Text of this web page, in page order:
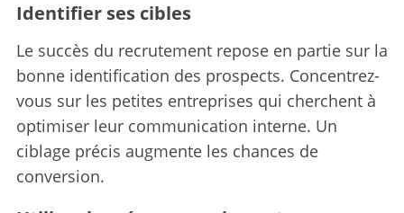
Identifier ses cibles
Le succès du recrutement repose en partie sur la
bonne identification des prospects. Concentrez-
vous sur les petites entreprises qui cherchent à
optimiser leur communication interne. Un
ciblage précis augmente les chances de
conversion.
e
a
r
c